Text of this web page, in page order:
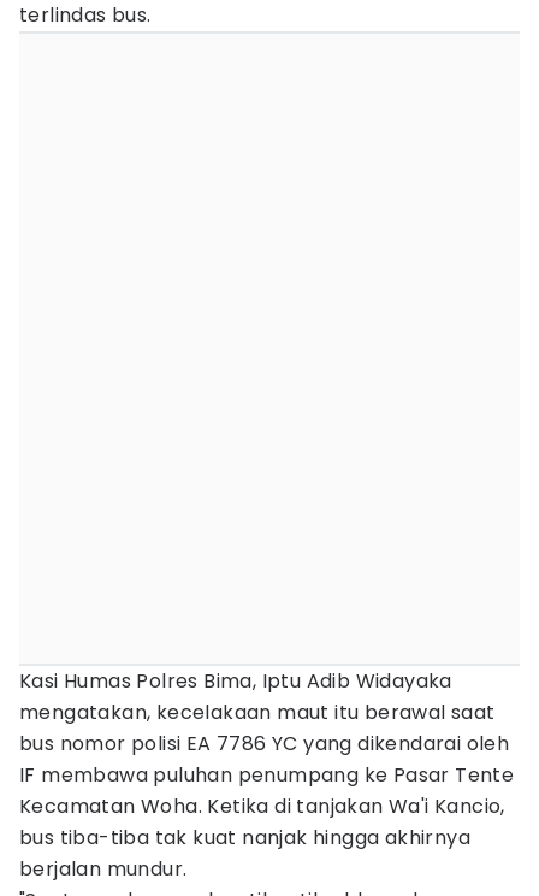
terlindas bus.
Kasi Humas Polres Bima, Iptu Adib Widayaka
mengatakan, kecelakaan maut itu berawal saat
bus nomor polisi EA 7786 YC yang dikendarai oleh
IF membawa puluhan penumpang ke Pasar Tente
Kecamatan Woha. Ketika di tanjakan Wa'i Kancio,
bus tiba-tiba tak kuat nanjak hingga akhirnya
berjalan mundur.